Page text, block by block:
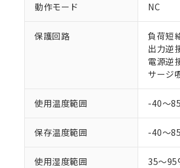
動作モード NC
保護回路
負荷短
出力逆
電源逆
サージ
使用温度範囲 -40～
保存温度範囲 -40～
使用湿度範囲 35～